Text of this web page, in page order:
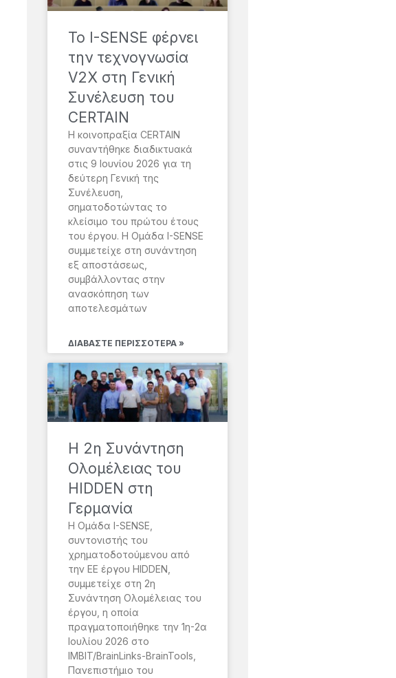
Το I-SENSE φέρνει
την τεχνογνωσία
V2X στη Γενική
Συνέλευση του
CERTAIN
Η κοινοπραξία CERTAIN
συναντήθηκε διαδικτυακά
στις 9 Ιουνίου 2026 για τη
δεύτερη Γενική της
Συνέλευση,
σηματοδοτώντας το
κλείσιμο του πρώτου έτους
του έργου. Η Ομάδα I-SENSE
συμμετείχε στη συνάντηση
εξ αποστάσεως,
συμβάλλοντας στην
ανασκόπηση των
αποτελεσμάτων
ΔΙΑΒΆΣΤΕ ΠΕΡΙΣΣΌΤΕΡΑ »
H 2η Συνάντηση
Ολομέλειας του
HIDDEN στη
Γερμανία
Η Ομάδα I-SENSE,
συντονιστής του
χρηματοδοτούμενου από
την ΕΕ έργου HIDDEN,
συμμετείχε στη 2η
Συνάντηση Ολομέλειας του
έργου, η οποία
πραγματοποιήθηκε την 1η-2α
Ιουλίου 2026 στο
IMBIT/BrainLinks-BrainTools,
Πανεπιστήμιο του